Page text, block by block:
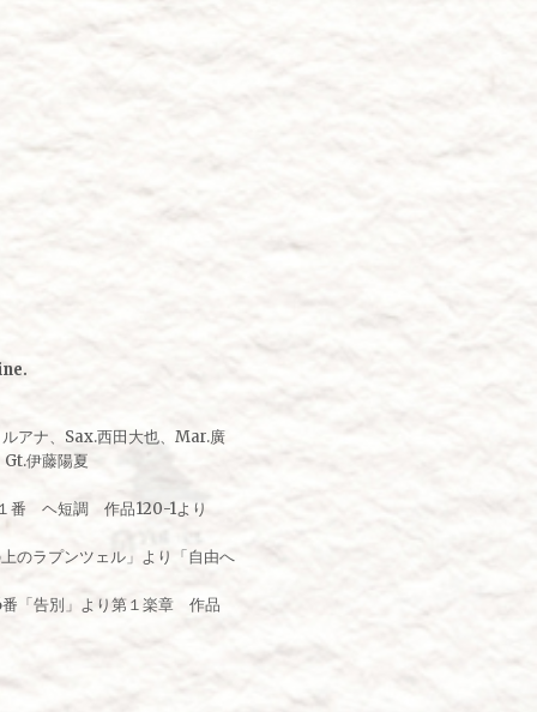
アナ、Sax.西田大也、Mar.廣
伊藤陽夏
番 ヘ短調 作品120-1より
のラプンツェル」より「自由へ
「告別」より第１楽章 作品